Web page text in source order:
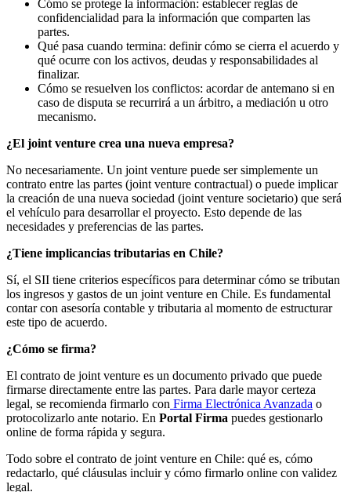
Cómo se protege la información: establecer reglas de
confidencialidad para la información que comparten las
partes.
Qué pasa cuando termina: definir cómo se cierra el acuerdo y
qué ocurre con los activos, deudas y responsabilidades al
finalizar.
Cómo se resuelven los conflictos: acordar de antemano si en
caso de disputa se recurrirá a un árbitro, a mediación u otro
mecanismo.
¿El joint venture crea una nueva empresa?
No necesariamente. Un joint venture puede ser simplemente un
contrato entre las partes (joint venture contractual) o puede implicar
la creación de una nueva sociedad (joint venture societario) que será
el vehículo para desarrollar el proyecto. Esto depende de las
necesidades y preferencias de las partes.
¿Tiene implicancias tributarias en Chile?
Sí, el SII tiene criterios específicos para determinar cómo se tributan
los ingresos y gastos de un joint venture en Chile. Es fundamental
contar con asesoría contable y tributaria al momento de estructurar
este tipo de acuerdo.
¿Cómo se firma?
El contrato de joint venture es un documento privado que puede
firmarse directamente entre las partes. Para darle mayor certeza
legal, se recomienda firmarlo con Firma Electrónica Avanzada o
protocolizarlo ante notario. En Portal Firma puedes gestionarlo
online de forma rápida y segura.
Todo sobre el contrato de joint venture en Chile: qué es, cómo
redactarlo, qué cláusulas incluir y cómo firmarlo online con validez
legal.